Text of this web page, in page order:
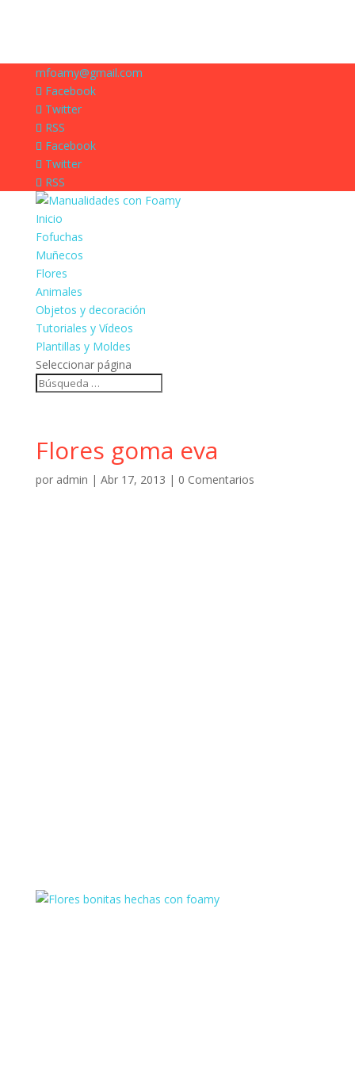
mfoamy@gmail.com
Facebook
Twitter
RSS
Facebook
Twitter
RSS
Inicio
Fofuchas
Muñecos
Flores
Animales
Objetos y decoración
Tutoriales y Vídeos
Plantillas y Moldes
Seleccionar página
Flores goma eva
por admin | Abr 17, 2013 | 0 Comentarios